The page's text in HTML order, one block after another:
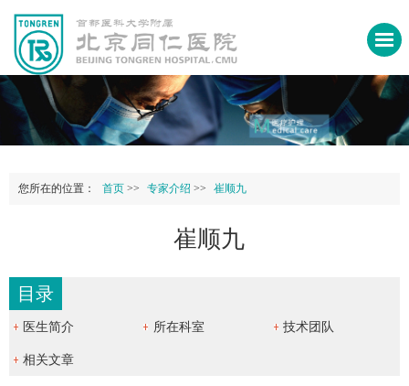
您所在的位置： 首页 >> 专家介绍 >> 崔顺九
崔顺九
目录
医生简介 所在科室 技术团队
相关文章